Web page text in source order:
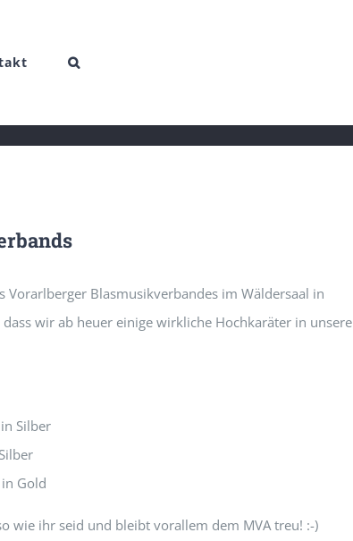
Vorarlberger Blasmusikverbandes im Wäldersaal in
wir ab heuer einige wirkliche Hochkaräter in unsere
Silber
Gold
wie ihr seid und bleibt vorallem dem MVA treu! :-)